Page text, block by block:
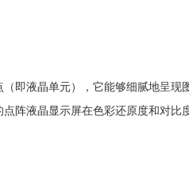
即液晶单元），它能够细腻地呈
液晶显示屏在色彩还原度和对比